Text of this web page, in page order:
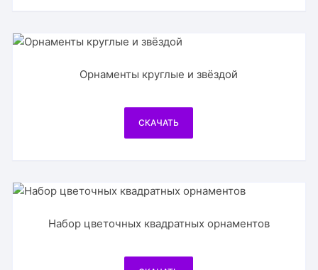
Орнаменты круглые и звёздой
СКАЧАТЬ
Набор цветочных квадратных орнаментов